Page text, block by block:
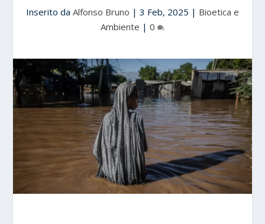
Inserito da Alfonso Bruno | 3 Feb, 2025 | Bioetica e
Ambiente | 0